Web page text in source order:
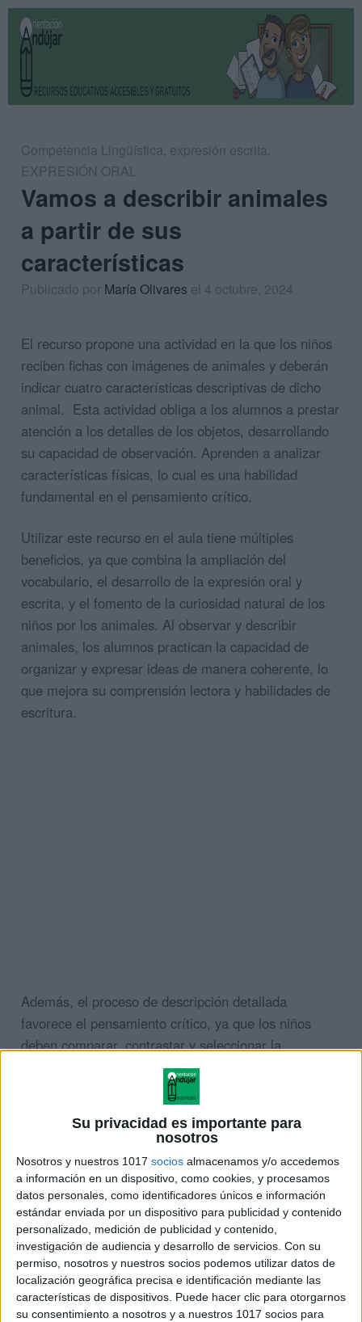
Su privacidad es importante para
nosotros
Nosotros y nuestros 1017 socios almacenamos y/o accedemos
a información en un dispositivo, como cookies, y procesamos
datos personales, como identificadores únicos e información
estándar enviada por un dispositivo para publicidad y contenido
personalizado, medición de publicidad y contenido,
investigación de audiencia y desarrollo de servicios. Con su
permiso, nosotros y nuestros socios podemos utilizar datos de
localización geográfica precisa e identificación mediante las
características de dispositivos. Puede hacer clic para otorgarnos
su consentimiento a nosotros y a nuestros 1017 socios para
Competencia Lingüística, expresión escrita,
EXPRESIÓN ORAL
Vamos a describir animales
a partir de sus
características
Publicado por María Olivares el 4 octubre, 2024
El recurso propone una actividad en la que los niños
reciben fichas con imágenes de animales y deberán
indicar cuatro características descriptivas de dicho
animal. Esta actividad obliga a los alumnos a prestar
atención a los detalles de los objetos, desarrollando
su capacidad de observación. Aprenden a analizar
características físicas, lo cual es una habilidad
fundamental en el pensamiento crítico.
Utilizar este recurso en el aula tiene múltiples
beneficios, ya que combina la ampliación del
vocabulario, el desarrollo de la expresión oral y
escrita, y el fomento de la curiosidad natural de los
niños por los animales. Al observar y describir
animales, los alumnos practican la capacidad de
organizar y expresar ideas de manera coherente, lo
que mejora su comprensión lectora y habilidades de
escritura.
Además, el proceso de descripción detallada
favorece el pensamiento crítico, ya que los niños
deben comparar, contrastar y seleccionar la
información relevante para comunicar con precisión
las características de cada animal. Esto fortalece
tanto su atención al detalle como su memoria.
ÚNETE A NUESTRO GRUPO EXCLUSIVO DE
WHATSAPP